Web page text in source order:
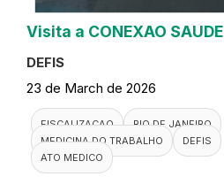
Visita a CONEXAO SAUDE
DEFIS
23 de March de 2026
FISCALIZACAO
RIO DE JANEIRO
MEDICINA DO TRABALHO
DEFIS
ATO MEDICO